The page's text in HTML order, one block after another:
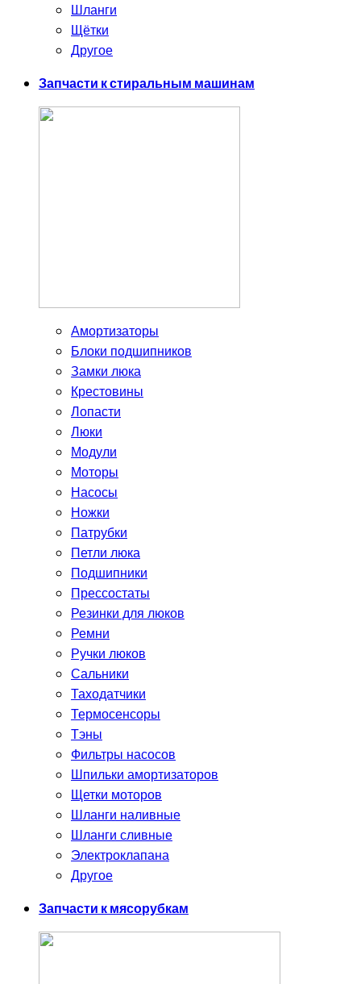
Шланги
Щётки
Другое
Запчасти к стиральным машинам
Амортизаторы
Блоки подшипников
Замки люка
Крестовины
Лопасти
Люки
Модули
Моторы
Насосы
Ножки
Патрубки
Петли люка
Подшипники
Прессостаты
Резинки для люков
Ремни
Ручки люков
Сальники
Таходатчики
Термосенсоры
Тэны
Фильтры насосов
Шпильки амортизаторов
Щетки моторов
Шланги наливные
Шланги сливные
Электроклапана
Другое
Запчасти к мясорубкам